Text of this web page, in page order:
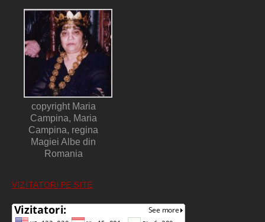
copyright Maria
Campina, Maria
Campina, regina
Magiei Albe din
Romania
VIZITATORI PE SITE